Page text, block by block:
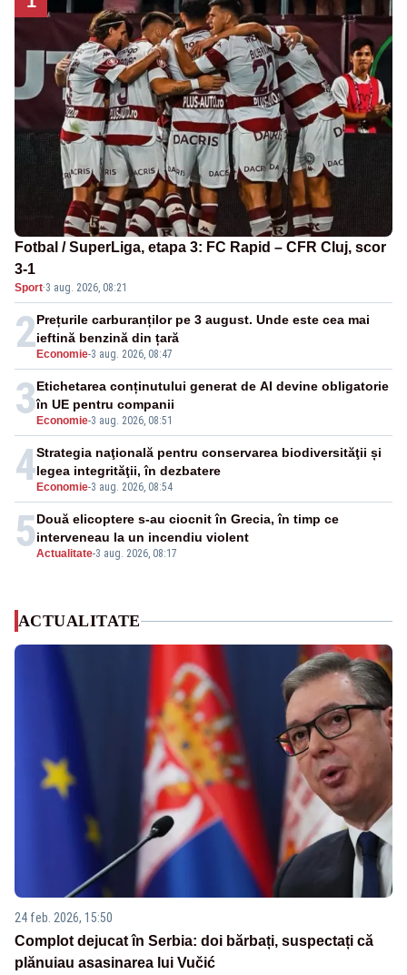
Fotbal / SuperLiga, etapa 3: FC Rapid – CFR Cluj, scor
3-1
Sport·3 aug. 2026, 08:21
2 Economie-3 aug. 2026, 08:47
Prețurile carburanților pe 3 august. Unde este cea mai
ieftină benzină din țară
3 Economie-3 aug. 2026, 08:51
Etichetarea conținutului generat de AI devine obligatorie
în UE pentru companii
4 Economie-3 aug. 2026, 08:54
Strategia naţională pentru conservarea biodiversităţii și
legea integrităţii, în dezbatere
5Actualitate-3 aug. 2026, 08:17
Două elicoptere s-au ciocnit în Grecia, în timp ce
interveneau la un incendiu violent
ACTUALITATE
24 feb. 2026, 15:50
Complot dejucat în Serbia: doi bărbați, suspectați că
plănuiau asasinarea lui Vučić